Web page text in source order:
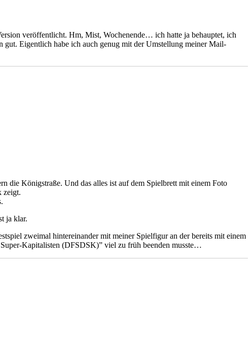
veröffentlicht. Hm, Mist, Wochenende… ich hatte ja behauptet, ich
Eigentlich habe ich auch genug mit der Umstellung meiner Mail-
die Königstraße. Und das alles ist auf dem Spielbrett mit einem Foto
zeigt.
ja klar.
zweimal hintereinander mit meiner Spielfigur an der bereits mit einem
Kapitalisten (DFSDSK)” viel zu früh beenden musste…